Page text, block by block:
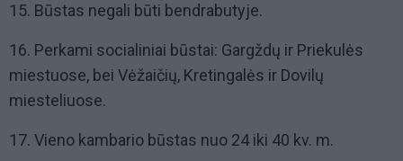
15. Būstas negali būti bendrabutyje.
16. Perkami socialiniai būstai: Gargždų ir Priekulės
miestuose, bei Vėžaičių, Kretingalės ir Dovilų
miesteliuose.
17. Vieno kambario būstas nuo 24 iki 40 kv. m.